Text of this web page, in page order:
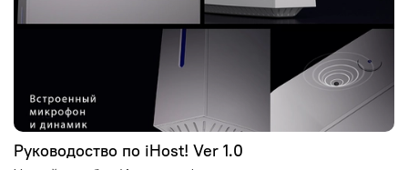
Руководоство по iHost! Ver 1.0